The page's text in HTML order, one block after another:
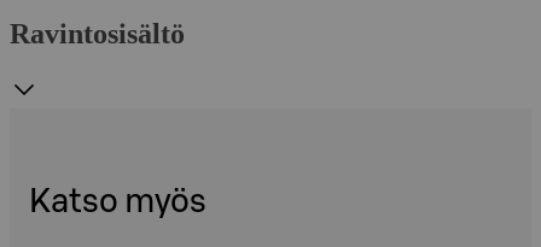
Ravintosisältö
Katso myös